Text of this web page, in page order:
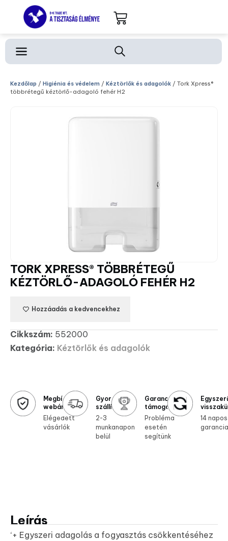
Kezdőlap / Higiénia és védelem / Kéztörlők és adagolók / Tork Xpress®
többrétegű kéztörlő-adagoló fehér H2
TORK XPRESS® TÖBBRÉTEGŰ
KÉZTÖRLŐ-ADAGOLÓ FEHÉR H2
Hozzáadás a kedvencekhez
Cikkszám: 552000
Kategória: Kéztörlők és adagolók
Megbízható
webáruház
Elégedett
vásárlók
Gyors
szállítás
2-3
munkanapon
belül
Garanciális
támogatás
Probléma
esetén
segítünk
14 napos
garancia
Leírás
‘+ Egyszeri adagolás a fogyasztás csökkentéséhez